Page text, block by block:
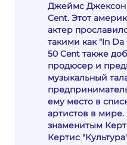
Джеймс Джексон
Cent. Этот
актер
такими как "In Da
50 Cent также
продюсер и
музыкальный
ему место в
артистов в
знаменитым
Кертис